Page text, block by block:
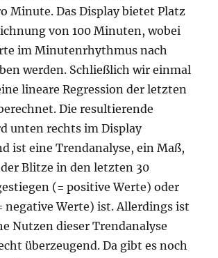
Minute. Das Display bietet Platz
von 100 Minuten, wobei
im Minutenrhythmus nach
werden. Schließlich wir einmal
lineare Regression der letzten
Die resultierende
unten rechts im Display
ist eine Trendanalyse, ein Maß,
der Blitze in den letzten 30
(= positive Werte) oder
negative Werte) ist. Allerdings ist
Nutzen dieser Trendanalyse
überzeugend. Da gibt es noch